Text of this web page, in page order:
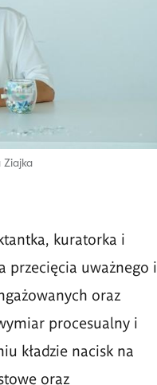
Ziajka
kuratorka i
przecięcia uważnego i
oraz
procesualny i
kładzie nacisk na
oraz